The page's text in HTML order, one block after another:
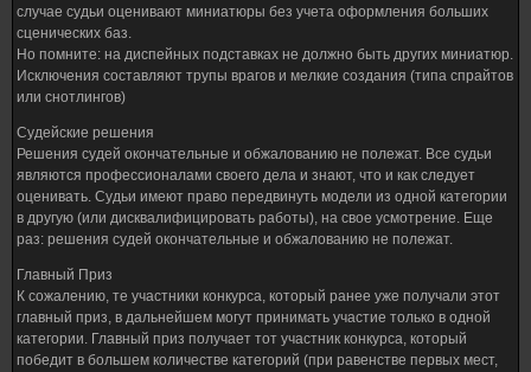
случае судьи оценивают миниатюры без учета оформления больших
сценических баз.
Но помните: на диспейных подставках не должно быть других миниатюр.
Исключения составляют трупы врагов и мелкие создания (типа спрайтов
или снотлингов)
Судейские решения
Решения судей окончательные и обжалованию не полежат. Все судьи
являются профессионалами своего дела и знают, что и как следует
оценивать. Судьи имеют право передвинуть модели из одной категории
в другую (или дисквалифицировать работы), на свое усмотрение. Еще
раз: решения судей окончательные и обжалованию не полежат.
Главный Приз
К сожалению, те участники конкурса, который ранее уже получали этот
главный приз, в дальнейшем могут принимать участие только в одной
категории. Главный приз получает тот участник конкурса, который
победит в большем количестве категорий (при равенстве первых мест,